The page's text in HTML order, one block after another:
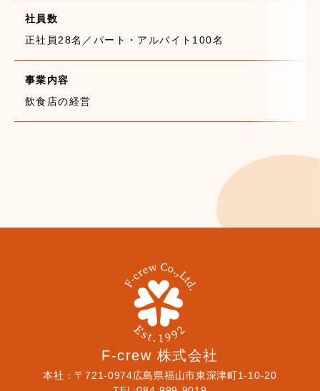
社員数
正社員28名／パート・アルバイト100名
事業内容
飲食店の経営
F-crew 株式会社
本社：〒721-0974広島県福山市東深津町1-10-20